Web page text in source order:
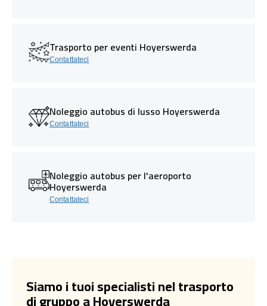
Trasporto per eventi Hoyerswerda
Contattateci
Noleggio autobus di lusso Hoyerswerda
Contattateci
Noleggio autobus per l'aeroporto
Hoyerswerda
Contattateci
Siamo i tuoi specialisti nel trasporto